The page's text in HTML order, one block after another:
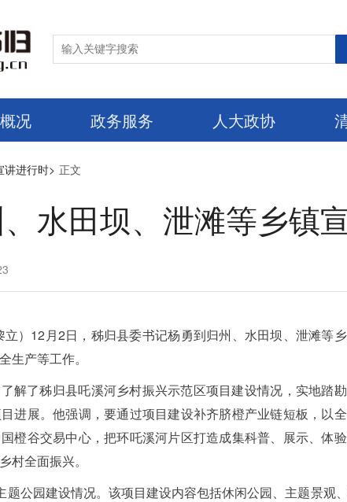
况 政务服务 人大政协
讲进行时> 正文
水田坝、泄滩等乡镇
）12月2日，秭归县委书记杨勇到归州、水田坝、泄滩等
生产等工作。
解了秭归县吒溪河乡村振兴示范区项目建设情况，实地踏
进展。他强调，要通过项目建设补齐脐橙产业链短板，以
橙谷交易中心，把环吒溪河片区打造成集科普、展示、体
村全面振兴。
题公园建设情况。该项目建设内容包括休闲公园、主题景观